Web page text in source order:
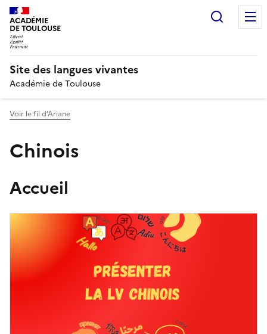
ACADÉMIE
DE TOULOUSE
Site des langues vivantes
Académie de Toulouse
Voir le fil d’Ariane
Chinois
Accueil
Image
de
couverture
(conseillée)